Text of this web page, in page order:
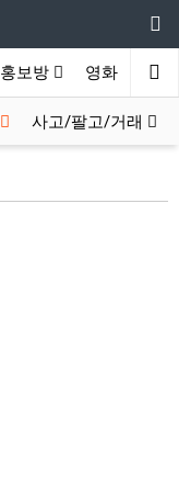
홍보방 영화 & TV보
사고/팔고/거래